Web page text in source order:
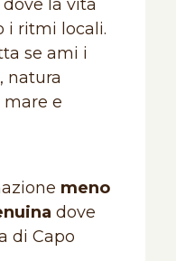
la vita
i ritmi locali.
se ami i
natura
e
meno
dove
di Capo